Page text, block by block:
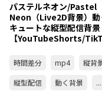
パステルネオン/Pastel
Neon（Live2D背景）動
キュートな縦型配信背景
【YouTubeShorts/
時間差分 mp4
縦背
縦型配信
動く背景 ...